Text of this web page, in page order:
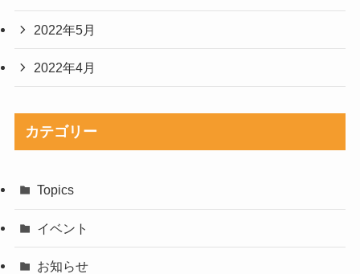
2022年5月
2022年4月
カテゴリー
Topics
イベント
お知らせ